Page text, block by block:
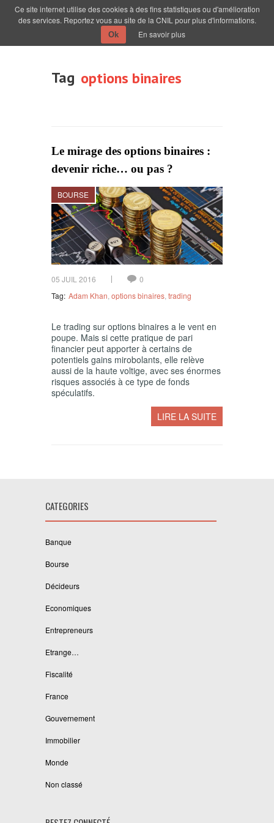
Tag options binaires
Le mirage des options binaires :
devenir riche… ou pas ?
BOURSE
05 JUIL 2016
0
Tag: Adam Khan options binaires trading
Le trading sur options binaires a le vent en
poupe. Mais si cette pratique de pari
financier peut apporter à certains de
potentiels gains mirobolants, elle relève
aussi de la haute voltige, avec ses énormes
risques associés à ce type de fonds
spéculatifs.
LIRE LA SUITE
CATEGORIES
Banque
Bourse
Décideurs
Economiques
Entrepreneurs
Etrange…
Fiscalité
France
Gouvernement
Immobilier
Monde
Non classé
Ce site internet utilise des cookies à des fins statistiques ou d'amélioration
des services. Reportez vous au site de la CNIL pour plus d'informations.
Ok En savoir plus